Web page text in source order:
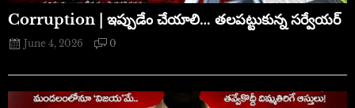
Corruption | ఇప్పుడేం చేయాలి… తలపట్టుకున్న సర్వేయర్
June 4, 2026 0